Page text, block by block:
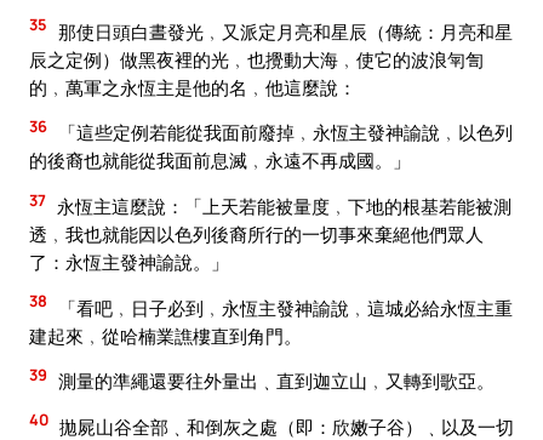
35 那使日頭白晝發光﹐又派定月亮和星辰（傳統：月亮和星
辰之定例）做黑夜裡的光﹐也攪動大海﹐使它的波浪匉訇
的﹐萬軍之永恆主是他的名﹐他這麼說：
36
「這些定例若能從我面前廢掉﹐永恆主發神諭說﹐以色列
的後裔也就能從我面前息滅﹐永遠不再成國。」
37 永恆主這麼說：「上天若能被量度﹐下地的根基若能被測
透﹐我也就能因以色列後裔所行的一切事來棄絕他們眾人
了：永恆主發神諭說。」
38
「看吧﹐日子必到﹐永恆主發神諭說﹐這城必給永恆主重
建起來﹐從哈楠業譙樓直到角門。
39 測量的準繩還要往外量出﹑直到迦立山﹐又轉到歌亞。
40 拋屍山谷全部﹑和倒灰之處（即：欣嫩子谷）﹑以及一切